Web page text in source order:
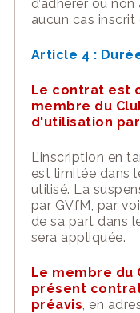
d’adhérer ou non
aucun cas inscrit
Article 4 :
Le contrat est
membre du
d'utilisation
L’inscription en
est limitée dans
utilisé. La
par GVfM, par
de sa part dans
sera appliquée.
Le membre du
présent
préavis, en